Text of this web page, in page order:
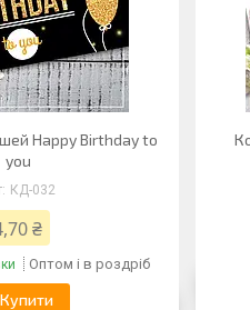
Happy Birthday to
you
КД-032
₴
Оптом і в роздріб
Купити